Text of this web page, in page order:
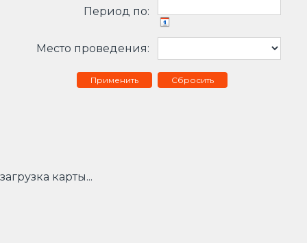
Период по:
Место проведения:
Сбросить
загрузка карты...